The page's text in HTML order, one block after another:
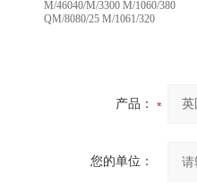
M/46040/M/3300 M/1060/380
QM/8080/25 M/1061/320
产品：
您的单位：